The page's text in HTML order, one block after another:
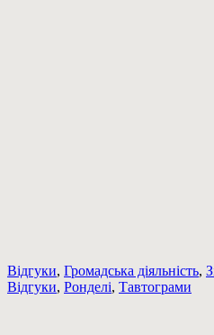
Відгуки, Громадська діяльність,
Відгуки, Ронделі, Тавтограми